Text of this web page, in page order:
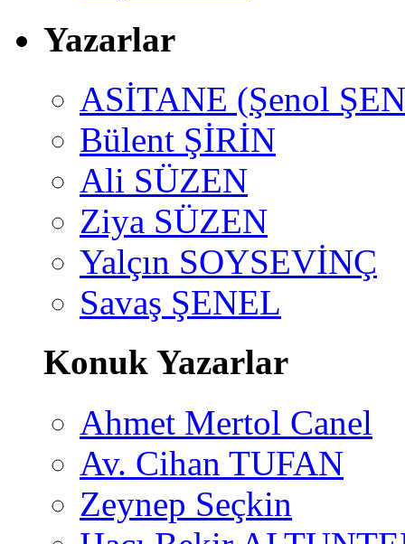
Yazarlar
ASİTANE (Şenol
Bülent ŞİRİN
Ali SÜZEN
Ziya SÜZEN
Yalçın SOYSEVİNÇ
Savaş ŞENEL
Konuk Yazarlar
Ahmet Mertol Canel
Av. Cihan TUFAN
Zeynep Seçkin